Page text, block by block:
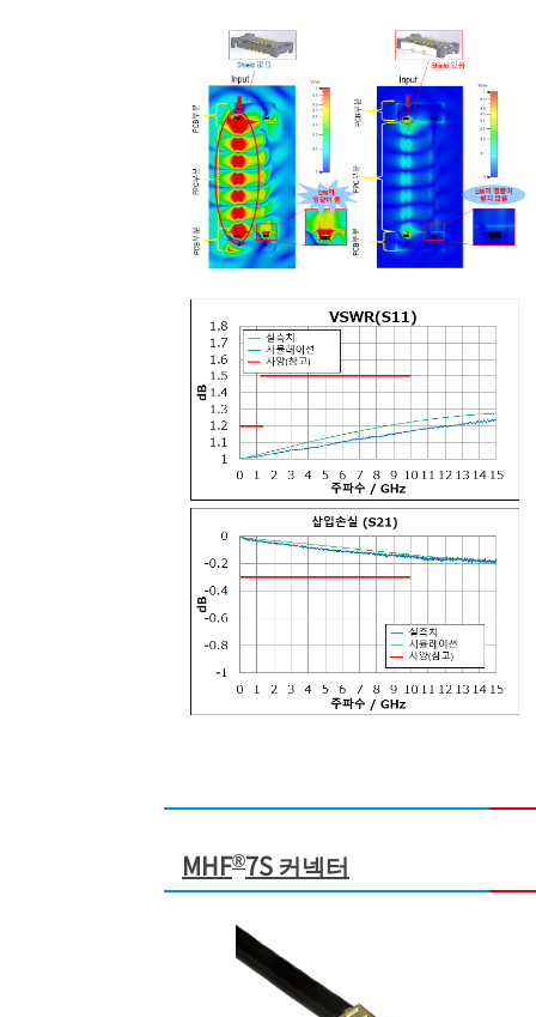
MHF®7S 커넥터